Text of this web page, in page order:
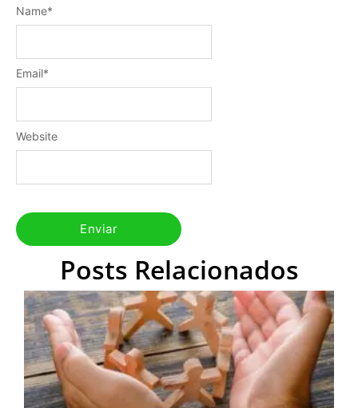
Name*
Email*
Website
Posts Relacionados